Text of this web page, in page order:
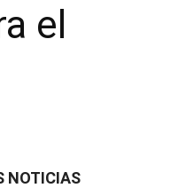
el
NOTICIAS